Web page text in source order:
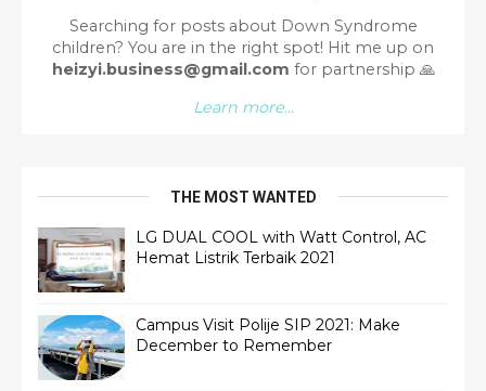
Searching for posts about Down Syndrome
children? You are in the right spot! Hit me up on
heizyi.business@gmail.com for partnership 🙏
Learn more...
THE MOST WANTED
LG DUAL COOL with Watt Control, AC
Hemat Listrik Terbaik 2021
Campus Visit Polije SIP 2021: Make
December to Remember